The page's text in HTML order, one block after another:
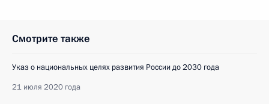
Смотрите также
Указ о национальных целях развития России до 2030 года
21 июля 2020 года